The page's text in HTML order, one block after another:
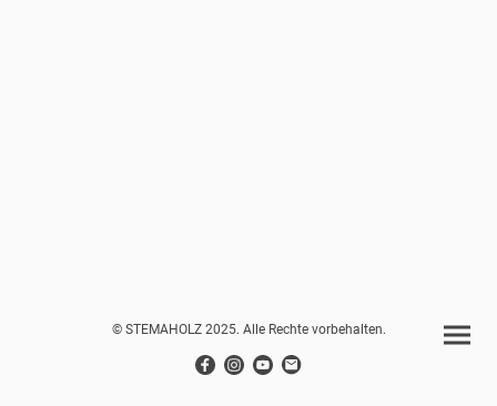
© STEMAHOLZ 2025. Alle Rechte vorbehalten.